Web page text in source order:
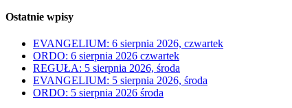
Ostatnie wpisy
EVANGELIUM: 6 sierpnia 2026, czwartek
ORDO: 6 sierpnia 2026 czwartek
REGUŁA: 5 sierpnia 2026, środa
EVANGELIUM: 5 sierpnia 2026, środa
ORDO: 5 sierpnia 2026 środa